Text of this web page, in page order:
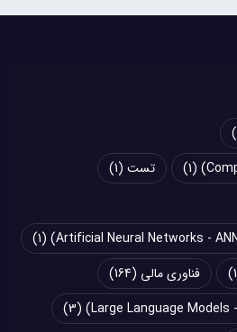
(1) تست (1)
(1)
فناوری مالی (164)
(3)